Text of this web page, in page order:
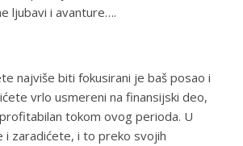
ljubavi i avanture….
najviše biti fokusirani je baš posao i
vrlo usmereni na finansijski deo,
tokom ovog perioda. U
i zaradićete, i to preko svojih